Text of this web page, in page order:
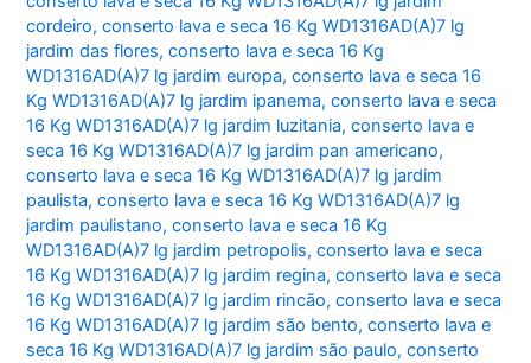
cordeiro,conserto lava e seca 16 Kg WD1316AD(A)7 lg
jardim das flores,conserto lava e seca 16 Kg
WD1316AD(A)7 lg jardim europa,conserto lava e seca 16
Kg WD1316AD(A)7 lg jardim ipanema,conserto lava e seca
16 Kg WD1316AD(A)7 lg jardim luzitania,conserto lava e
seca 16 Kg WD1316AD(A)7 lg jardim pan americano,
conserto lava e seca 16 Kg WD1316AD(A)7 lg jardim
paulista,conserto lava e seca 16 Kg WD1316AD(A)7 lg
jardim paulistano,conserto lava e seca 16 Kg
WD1316AD(A)7 lg jardim petropolis,conserto lava e seca
16 Kg WD1316AD(A)7 lg jardim regina,conserto lava e seca
16 Kg WD1316AD(A)7 lg jardim rincão,conserto lava e seca
16 Kg WD1316AD(A)7 lg jardim são bento,conserto lava e
seca 16 Kg WD1316AD(A)7 lg jardim são paulo,conserto